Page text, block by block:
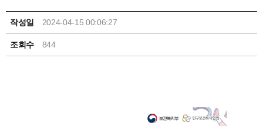
작성일 2024-04-15 00:06:27
조회수 844